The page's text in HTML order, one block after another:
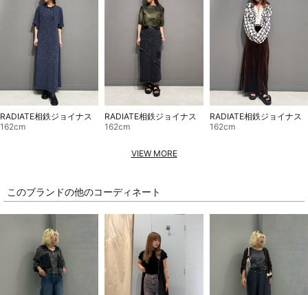
RADIATE相鉄ジョイナス
162cm
RADIATE相鉄ジョイナス
162cm
RADIATE相鉄ジョイナス
162cm
VIEW MORE
このブランドの他のコーディネート